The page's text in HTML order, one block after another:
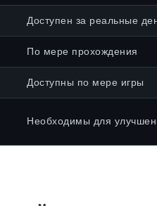
Доступен за реальные
По мере прохождения
Доступны по мере игры
Необходимы для